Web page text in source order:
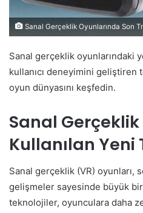
Sanal Gerçeklik Oyunlarında Son
Sanal gerçeklik oyunlarındaki
kullanıcı deneyimini
oyun dünyasını keşfedin.
Sanal
Kullanılan
Sanal gerçeklik (VR) oyunları,
gelişmeler sayesinde büyük
teknolojiler, oyunculara daha